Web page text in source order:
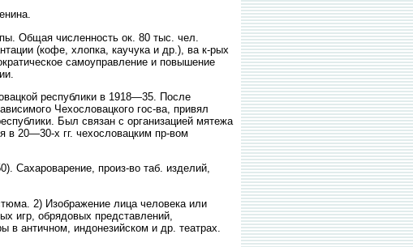
Общая численность ок. 80 тыс. чел.
(кофе, хлопка, каучука и др.), ва к-рых
самоуправление и повышение
республики в 1918—35. После
Чехословацкого гос-ва, привял
Был связан с организацией мятежа
в 20—30-х гг. чехословацким пр-вом
Сахароварение, произ-во таб. изделий,
2) Изображение лица человека или
игр, обрядовых представлений,
античном, индонезийском и др. театрах.